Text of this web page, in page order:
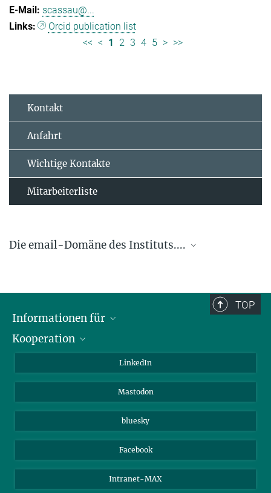
scassau@...
Orcid publication list
<< < 1 2 3 4 5 > >>
Kontakt
Anfahrt
Wichtige Kontakte
Mitarbeiterliste
Die email-Domäne des Instituts....
TOP
Informationen für
Journalisten
Kooperation
Beutenberg Campus e.V.
LinkedIn
Mastodon
bluesky
Facebook
Intranet-MAX